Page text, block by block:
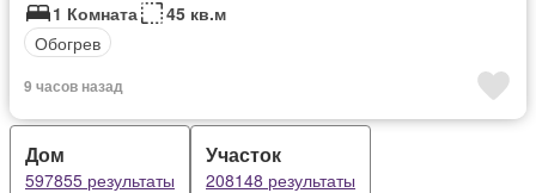
1 Комната
45 кв.м
Обогрев
9 часов назад
Дом
597855 результаты
Участок
208148 результаты